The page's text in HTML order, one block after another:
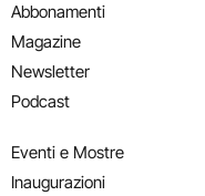
Abbonamenti
Magazine
Newsletter
Podcast
Eventi e Mostre
Inaugurazioni